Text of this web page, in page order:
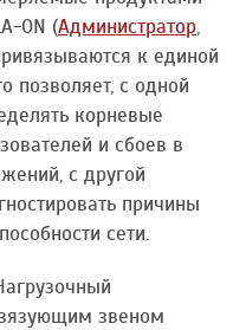
ON (Администратор,
к единой
позволяет, с одной
корневые
и сбоев в
с другой
причины
сети.
звеном